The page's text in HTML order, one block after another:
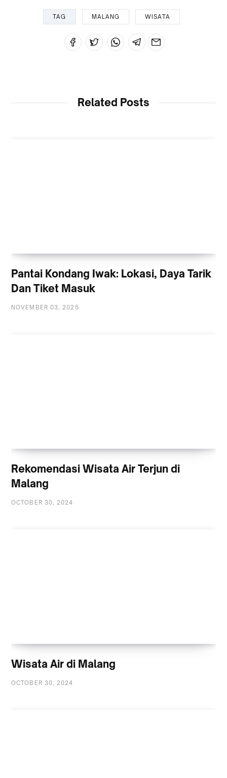
TAG MALANG WISATA
Related Posts
Pantai Kondang Iwak: Lokasi, Daya Tarik
Dan Tiket Masuk
NOVEMBER 03, 2025
Rekomendasi Wisata Air Terjun di
Malang
OCTOBER 30, 2024
Wisata Air di Malang
OCTOBER 30, 2024